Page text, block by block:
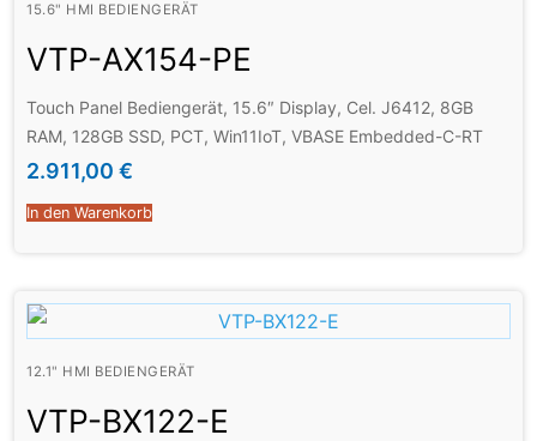
15.6" HMI BEDIENGERÄT
VTP-AX154-PE
Touch Panel Bediengerät, 15.6″ Display, Cel. J6412, 8GB
RAM, 128GB SSD, PCT, Win11IoT, VBASE Embedded-C-RT
2.911,00 €
In den Warenkorb
12.1" HMI BEDIENGERÄT
VTP-BX122-E